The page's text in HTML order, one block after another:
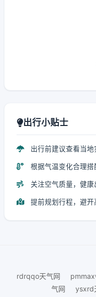
出行小贴士
出行前建议查看当地
根据气温变化合理搭
关注空气质量，健康
提前规划行程，避开
rdrqqo天气网
气网
ysxrd